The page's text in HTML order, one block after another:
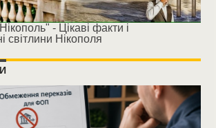
- Цікаві факти і
світлини Нікополя